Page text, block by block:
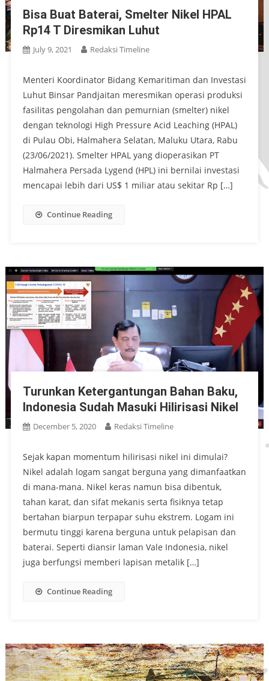
Bisa Buat Baterai, Smelter Nikel HPAL
Rp14 T Diresmikan Luhut
July 9, 2021 Redaksi Timeline
Menteri Koordinator Bidang Kemaritiman dan Investasi
Luhut Binsar Pandjaitan meresmikan operasi produksi
fasilitas pengolahan dan pemurnian (smelter) nikel
dengan teknologi High Pressure Acid Leaching (HPAL)
di Pulau Obi, Halmahera Selatan, Maluku Utara, Rabu
(23/06/2021). Smelter HPAL yang dioperasikan PT
Halmahera Persada Lygend (HPL) ini bernilai investasi
mencapai lebih dari US$ 1 miliar atau sekitar Rp […]
Continue Reading
Turunkan Ketergantungan Bahan Baku,
Indonesia Sudah Masuki Hilirisasi Nikel
December 5, 2020 Redaksi Timeline
Sejak kapan momentum hilirisasi nikel ini dimulai?
Nikel adalah logam sangat berguna yang dimanfaatkan
di mana-mana. Nikel keras namun bisa dibentuk,
tahan karat, dan sifat mekanis serta fisiknya tetap
bertahan biarpun terpapar suhu ekstrem. Logam ini
bermutu tinggi karena berguna untuk pelapisan dan
baterai. Seperti diansir laman Vale Indonesia, nikel
juga berfungsi memberi lapisan metalik […]
Continue Reading